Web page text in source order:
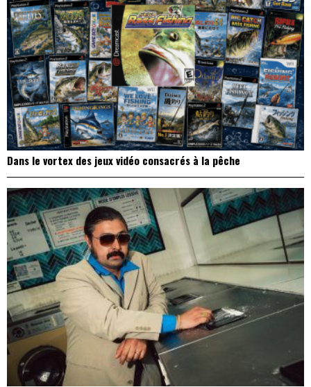
Dans le vortex des jeux vidéo consacrés à la pêche